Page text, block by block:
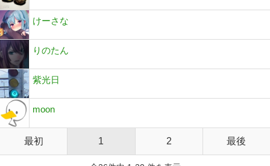
けーさな
りのたん
紫光日
moon
最初 1 2 最後